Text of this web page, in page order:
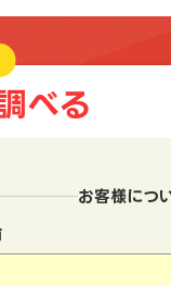
べる
お客様につ